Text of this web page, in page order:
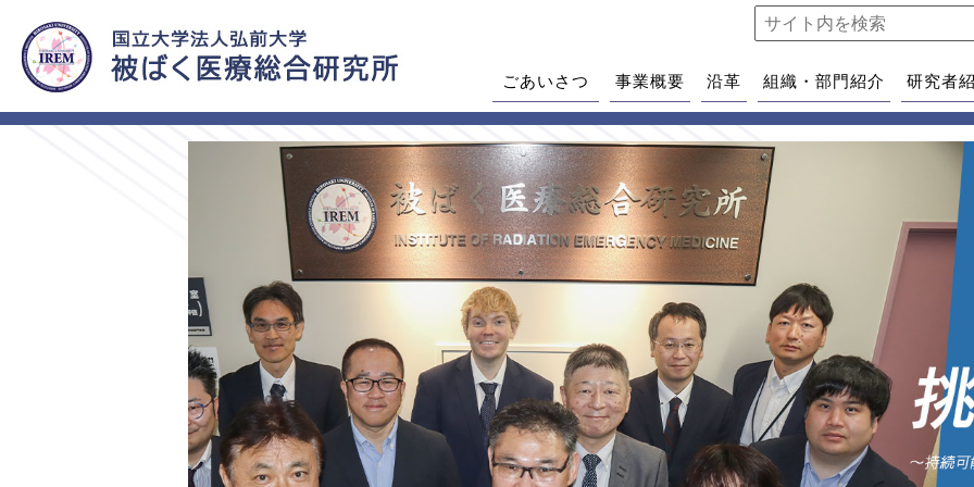
ごあいさつ 事業概要 沿革 組織・部門紹介 研究者